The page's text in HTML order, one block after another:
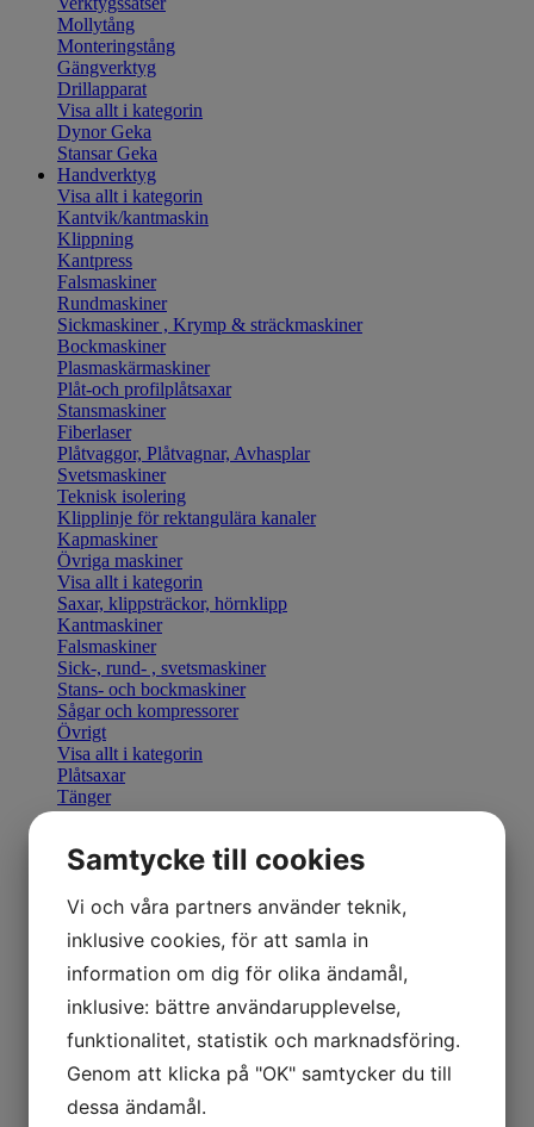
Mollytång
Monteringstång
Gängverktyg
Drillapparat
Visa allt i kategorin
Dynor Geka
Stansar Geka
Handverktyg
Visa allt i kategorin
Kantvik/kantmaskin
Klippning
Kantpress
Falsmaskiner
Rundmaskiner
Sickmaskiner , Krymp & sträckmaskiner
Bockmaskiner
Plasmaskärmaskiner
Plåt-och profilplåtsaxar
Stansmaskiner
Fiberlaser
Plåtvaggor, Plåtvagnar, Avhasplar
Svetsmaskiner
Teknisk isolering
Klipplinje för rektangulära kanaler
Kapmaskiner
Övriga maskiner
Visa allt i kategorin
Saxar, klippsträckor, hörnklipp
Kantmaskiner
Falsmaskiner
Sick-, rund- , svetsmaskiner
Stans- och bockmaskiner
Sågar och kompressorer
Övrigt
Visa allt i kategorin
Plåtsaxar
Tänger
Bocka & Forma
Elhandverktyg
Saxar & Knivar
Hammare & klubbor
Övriga produkter
Övriga verktyg
Visa allt i kategorin
Visa allt i kategorin
Manuella kantmaskiner
Motordrivna kantmaskiner
Retrofit U-Bend styrning
Visa allt i kategorin
Hydraulisk Gradsax
Samtycke till cookies
Vi och våra partners använder teknik,
inklusive cookies, för att samla in
information om dig för olika ändamål,
inklusive: bättre användarupplevelse,
funktionalitet, statistik och marknadsföring.
Genom att klicka på "OK" samtycker du till
dessa ändamål.